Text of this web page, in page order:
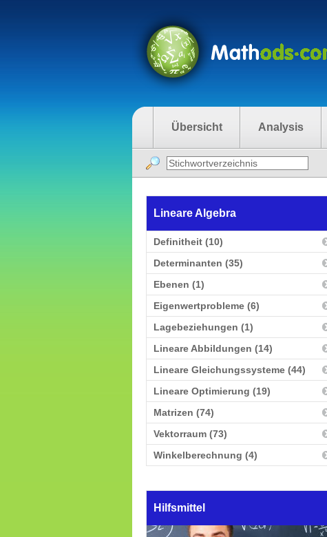
Übersicht Analysis
Lineare Algebra
Definitheit (10)
Determinanten (35)
Ebenen (1)
Eigenwertprobleme (6)
Lagebeziehungen (1)
Lineare Abbildungen (14)
Lineare Gleichungssysteme (44)
Lineare Optimierung (19)
Matrizen (74)
Vektorraum (73)
Winkelberechnung (4)
Hilfsmittel